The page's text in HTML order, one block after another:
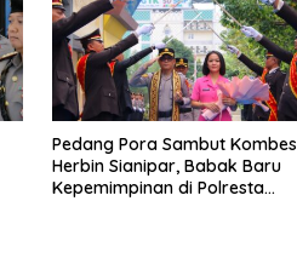
Pedang Pora Sambut Kombes
Herbin Sianipar, Babak Baru
Kepemimpinan di Polresta